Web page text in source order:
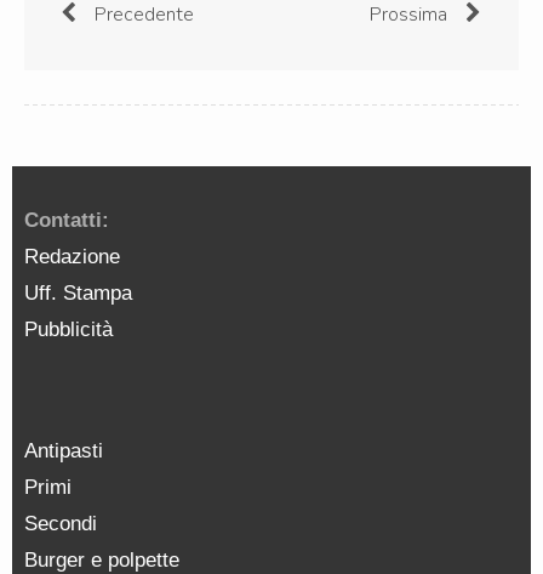
Precedente Prossima
Contatti:
Redazione
Uff. Stampa
Pubblicità
Antipasti
Primi
Secondi
Burger e polpette